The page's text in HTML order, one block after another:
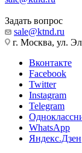
Задать вопрос
sale@ktnd.ru
г. Москва, ул.
Вконтакте
Facebook
Twitter
Instagram
Telegram
WhatsApp
Яндекс.Дзен